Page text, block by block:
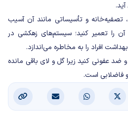
تصفیه‌خانه و تأسیساتی مانند آن آسیب
را تعمیر کنید؛ سیستم‌های زهکشی در
افراد را به مخاطره می‌اندازد.
عفونی کنید زیرا گل و لای باقی مانده
فاضلابی است.